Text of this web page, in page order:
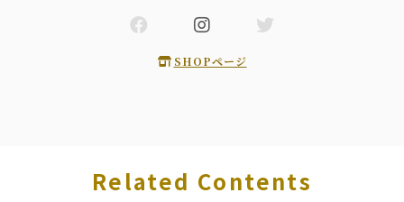
SHOPページ
Related Contents